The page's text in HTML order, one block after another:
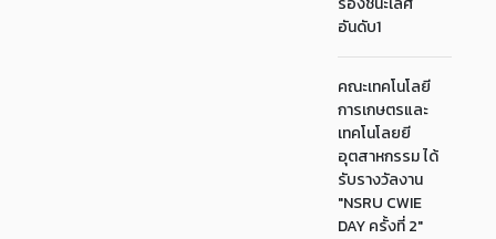
อันดับ1
คณะเทคโนโลยี
การเกษตรและ
เทคโนโลยยี
อุตสาหกรรม ได้
รับรางวัลงาน
"NSRU CWIE
DAY ครั้งที่ 2"